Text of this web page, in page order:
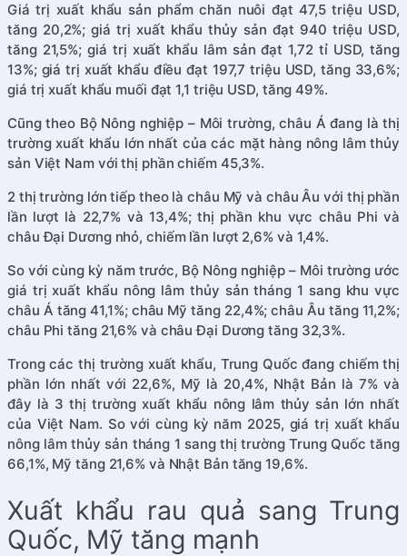
Giá trị xuất khẩu sản phẩm chăn nuôi đạt 47,5 triệu USD,
tăng 20,2%; giá trị xuất khẩu thủy sản đạt 940 triệu USD,
tăng 21,5%; giá trị xuất khẩu lâm sản đạt 1,72 tỉ USD, tăng
13%; giá trị xuất khẩu điều đạt 197,7 triệu USD, tăng 33,6%;
giá trị xuất khẩu muối đạt 1,1 triệu USD, tăng 49%.
Cũng theo Bộ Nông nghiệp – Môi trường, châu Á đang là thị
trường xuất khẩu lớn nhất của các mặt hàng nông lâm thủy
sản Việt Nam với thị phần chiếm 45,3%.
2 thị trường lớn tiếp theo là châu Mỹ và châu Âu với thị phần
lần lượt là 22,7% và 13,4%; thị phần khu vực châu Phi và
châu Đại Dương nhỏ, chiếm lần lượt 2,6% và 1,4%.
So với cùng kỳ năm trước, Bộ Nông nghiệp – Môi trường ước
giá trị xuất khẩu nông lâm thủy sản tháng 1 sang khu vực
châu Á tăng 41,1%; châu Mỹ tăng 22,4%; châu Âu tăng 11,2%;
châu Phi tăng 21,6% và châu Đại Dương tăng 32,3%.
Trong các thị trường xuất khẩu, Trung Quốc đang chiếm thị
phần lớn nhất với 22,6%, Mỹ là 20,4%, Nhật Bản là 7% và
đây là 3 thị trường xuất khẩu nông lâm thủy sản lớn nhất
của Việt Nam. So với cùng kỳ năm 2025, giá trị xuất khẩu
nông lâm thủy sản tháng 1 sang thị trường Trung Quốc tăng
66,1%, Mỹ tăng 21,6% và Nhật Bản tăng 19,6%.
Xuất khẩu rau quả sang Trung
Quốc, Mỹ tăng mạnh